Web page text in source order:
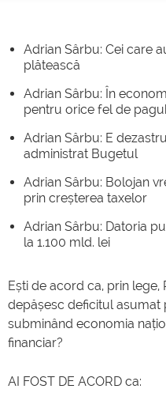
Adrian Sârbu: Cei care
plătească
Adrian Sârbu: În
pentru orice fel de
Adrian Sârbu: E
administrat Bugetul
Adrian Sârbu: Bolojan
prin creșterea taxelor
Adrian Sârbu: Datoria
la 1.100 mld. lei
Ești de acord ca, prin
depășesc deficitul asumat
subminând economia
financiar?
AI FOST DE ACORD ca: